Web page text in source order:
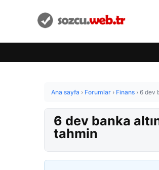
Ana sayfa › Forumlar › Finans › 6 dev
6 dev banka
tahmin